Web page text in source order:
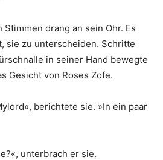
drang an sein Ohr. Es
sie zu unterscheiden. Schritte
in seiner Hand bewegte
Gesicht von Roses Zofe.
berichtete sie. »In ein paar
unterbrach er sie.